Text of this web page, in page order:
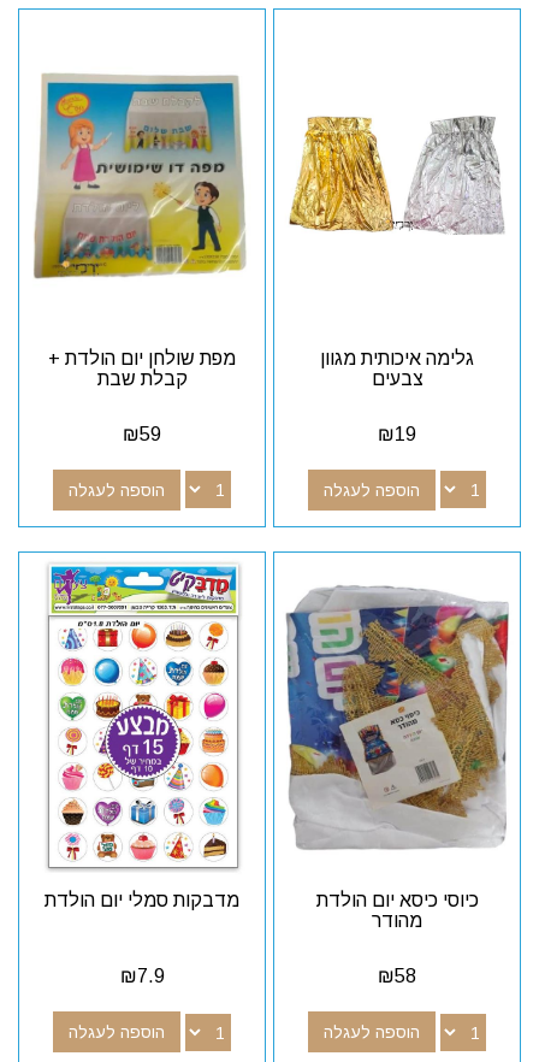
גלימה איכותית מגוון
צבעים
₪19
הוספה לעגלה
מפת שולחן יום הולדת +
קבלת שבת
₪59
הוספה לעגלה
כיוסי כיסא יום הולדת
מהודר
₪58
הוספה לעגלה
מדבקות סמלי יום הולדת
₪7.9
הוספה לעגלה